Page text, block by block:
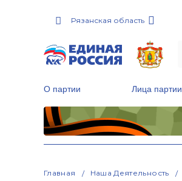
Рязанская область
О партии Лица партии
Главная Наша Деятельность